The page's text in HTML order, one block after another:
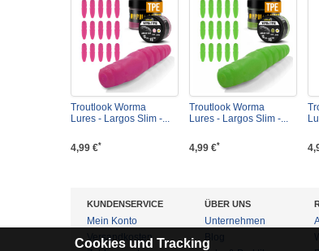
Troutlook Worma
Lures - Largos Slim -...
4,99 €*
Troutlook Worma
Lures - Largos Slim -...
4,99 €*
KUNDENSERVICE
Mein Konto
Versandkosten
ÜBER UNS
Unternehmen
Cookies und Tracking